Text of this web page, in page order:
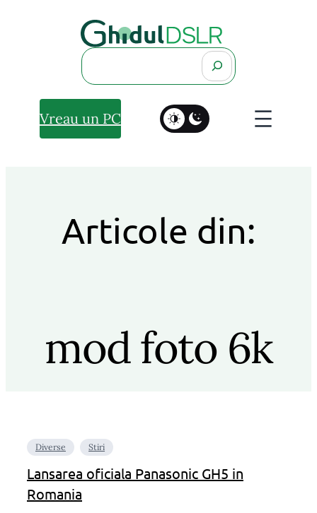
Search
Vreau un PC
Articole din:
mod foto 6k
Diverse Stiri
Lansarea oficiala Panasonic GH5 in
Romania